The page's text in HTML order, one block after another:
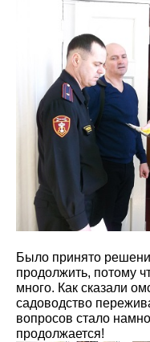
Было принято
продолжить, потому
много. Как сказали
садоводство
вопросов стало
продолжается!